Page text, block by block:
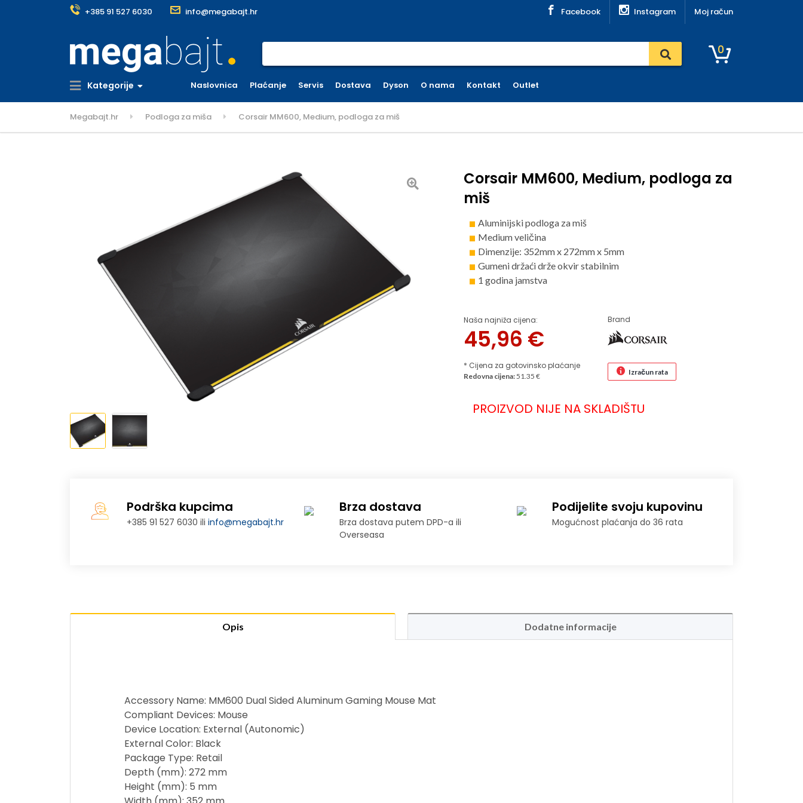
+385 91 527 6030 info@megabajt.hr Facebook Instagram Moj račun
0
Kategorije Naslovnica Plaćanje Servis Dostava Dyson O nama Kontakt Outlet
Megabajt.hr Podloga za miša Corsair MM600, Medium, podloga za miš
Corsair MM600, Medium, podloga za
miš
Aluminijski podloga za miš
Medium veličina
Dimenzije: 352mm x 272mm x 5mm
Gumeni držaći drže okvir stabilnim
1 godina jamstva
Naša najniža cijena:
45,96 €
* Cijena za gotovinsko plaćanje
Brand
Redovna cijena:51.35 € Izračun rata
PROIZVOD NIJE NA SKLADIŠTU
Podrška kupcima
+385 91 527 6030 iliinfo@megabajt.hr
Brza dostava
Brza dostava putem DPD-a ili
Overseasa
Podijelite svoju kupovinu
Mogućnost plaćanja do 36 rata
Opis Dodatne informacije
Accessory Name: MM600 Dual Sided Aluminum Gaming Mouse Mat
Compliant Devices: Mouse
Device Location: External (Autonomic)
External Color: Black
Package Type: Retail
Depth (mm): 272 mm
Height (mm): 5 mm